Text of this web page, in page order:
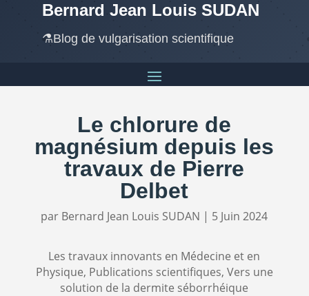
Bernard Jean Louis SUDAN
⚗️Blog de vulgarisation scientifique
Le chlorure de
magnésium depuis les
travaux de Pierre
Delbet
par Bernard Jean Louis SUDAN | 5 Juin 2024
Les travaux innovants en Médecine et en
Physique, Publications scientifiques, Vers une
solution de la dermite séborrhéique